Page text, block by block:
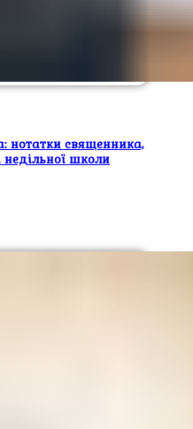
нотатки священника,
недільної школи